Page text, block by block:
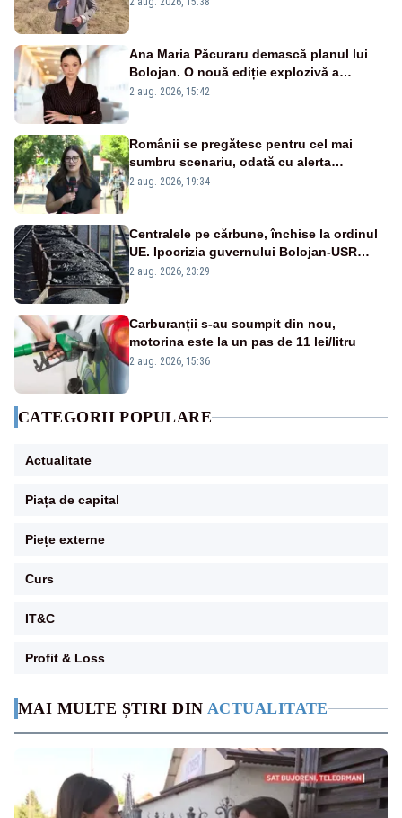
MAI MULTE ȘTIRI DIN ACTUALITATE
Ana Maria Păcuraru demască planul lui
Bolojan. O nouă ediție explozivă a
emisiunii „Miza Zilei” la Realitatea PLUS
2 aug. 2026, 15:42
Românii se pregătesc pentru cel mai
sumbru scenariu, odată cu alerta
energetică
2 aug. 2026, 19:34
Centralele pe cărbune, închise la ordinul
UE. Ipocrizia guvernului Bolojan-USR
după starea de alertă
2 aug. 2026, 23:29
Carburanții s-au scumpit din nou,
motorina este la un pas de 11 lei/litru
2 aug. 2026, 15:36
CATEGORII POPULARE
Actualitate
Piața de capital
Piețe externe
Curs
IT&C
Profit & Loss